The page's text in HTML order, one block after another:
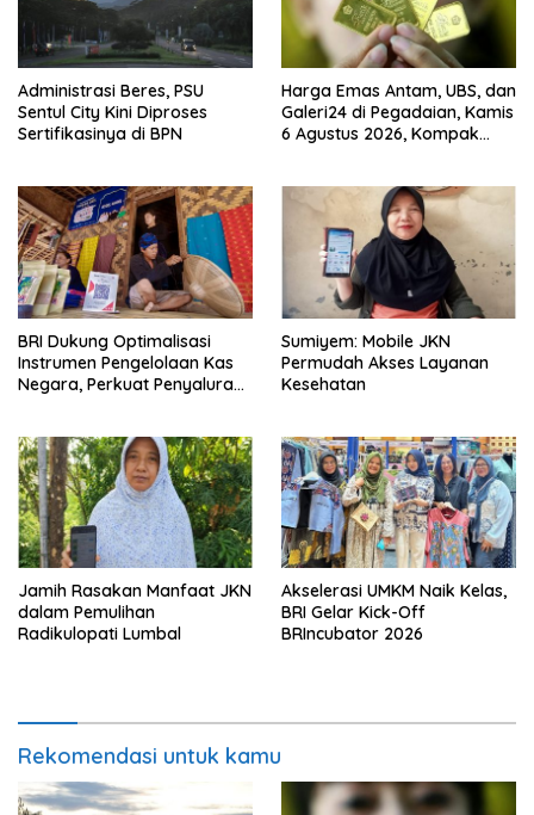
Administrasi Beres, PSU
Sentul City Kini Diproses
Sertifikasinya di BPN
Harga Emas Antam, UBS, dan
Galeri24 di Pegadaian, Kamis
6 Agustus 2026, Kompak
BRI Dukung Optimalisasi
Instrumen Pengelolaan Kas
Negara, Perkuat Penyaluran
Sumiyem: Mobile JKN
Permudah Akses Layanan
Kesehatan
Jamih Rasakan Manfaat JKN
dalam Pemulihan
Radikulopati Lumbal
Akselerasi UMKM Naik Kelas,
BRI Gelar Kick-Off
BRIncubator 2026
Rekomendasi untuk kamu